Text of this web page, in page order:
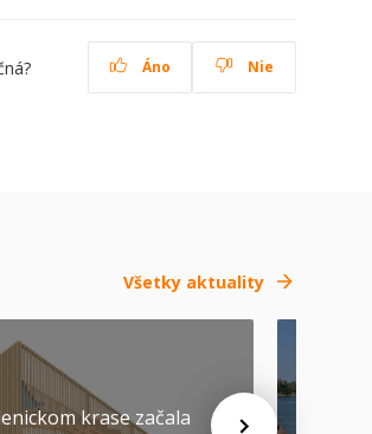
Áno Nie
Všetky aktuality
krase začala